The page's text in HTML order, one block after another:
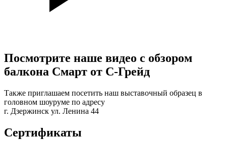
Посмотрите наше видео с обзором
балкона Смарт от С-Грейд
Также приглашаем посетить наш выставочный образец в
головном шоуруме по адресу
г. Дзержинск ул. Ленина 44
Сертификаты